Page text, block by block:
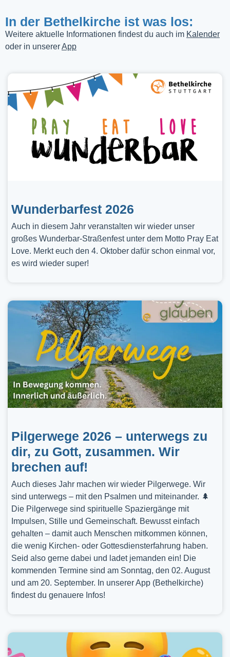
In der Bethelkirche ist was los:
Weitere aktuelle Informationen findest du auch im Kalender
oder in unsererApp
Wunderbarfest 2026
Auch in diesem Jahr veranstalten wir wieder unser
großes Wunderbar-Straßenfest unter dem Motto Pray Eat
Love. Merkt euch den 4. Oktober dafür schon einmal vor,
es wird wieder super!
Pilgerwege 2026 – unterwegs zu
dir, zu Gott, zusammen. Wir
brechen auf!
Auch dieses Jahr machen wir wieder Pilgerwege. Wir
sind unterwegs – mit den Psalmen und miteinander. 🌲
Die Pilgerwege sind spirituelle Spaziergänge mit
Impulsen, Stille und Gemeinschaft. Bewusst einfach
gehalten – damit auch Menschen mitkommen können,
die wenig Kirchen- oder Gottesdiensterfahrung haben.
Seid also gerne dabei und ladet jemanden ein! Die
kommenden Termine sind am Sonntag, den 02. August
und am 20. September. In unserer App (Bethelkirche)
findest du genauere Infos!